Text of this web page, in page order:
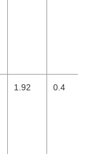
1.92 0.4